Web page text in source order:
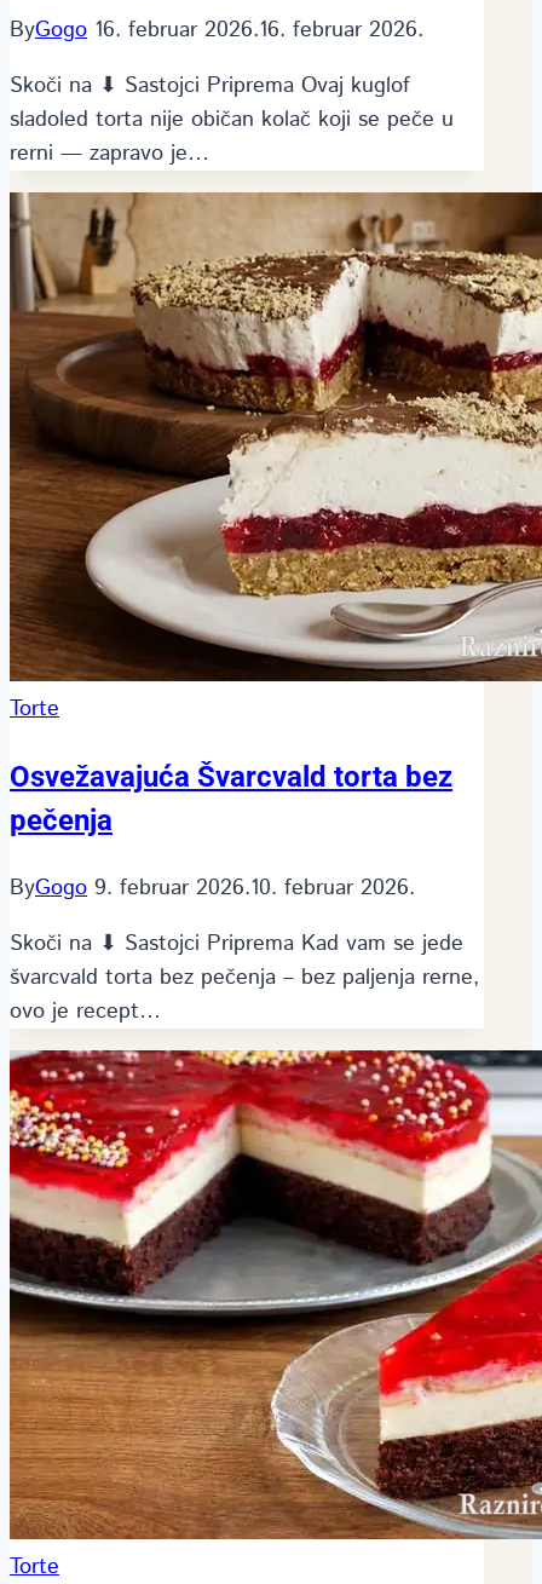
ByGogo 16. februar 2026.16. februar 2026.
Skoči na ⬇ Sastojci Priprema Ovaj kuglof
sladoled torta nije običan kolač koji se peče u
rerni — zapravo je…
Torte
Osvežavajuća Švarcvald torta bez
pečenja
ByGogo 9. februar 2026.10. februar 2026.
Skoči na ⬇ Sastojci Priprema Kad vam se jede
švarcvald torta bez pečenja – bez paljenja rerne,
ovo je recept…
Torte